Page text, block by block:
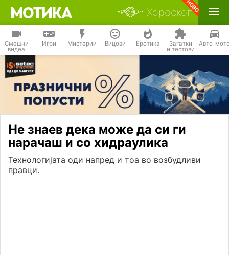
Хороскоп
Смешни
видеа
Игри Мистерии Вицови Еротика Загатки
и тестови
Авто-
Не знаев дека може да си ги
нарачаш и со хидраулика
Технологијата оди напред и тоа во возбудливи
правци.